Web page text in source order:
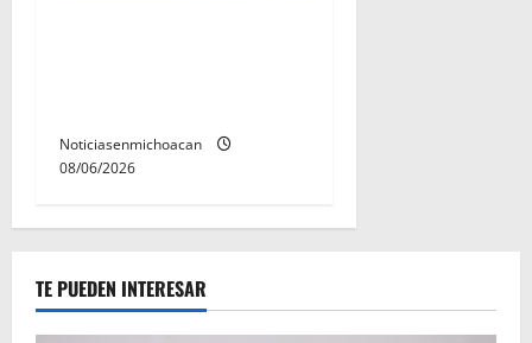
Noticiasenmichoacan
08/06/2026
TE PUEDEN INTERESAR